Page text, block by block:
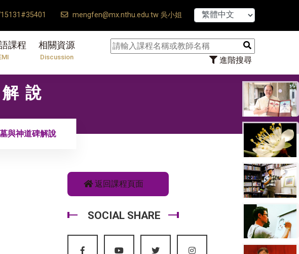
mengfen@mx.nthu.edu.tw 吳小姐
課程 相關資源
Discussion 進階搜尋
【7/31】114學
說
與神道碑解說
返回課程頁面
SOCIAL SHARE